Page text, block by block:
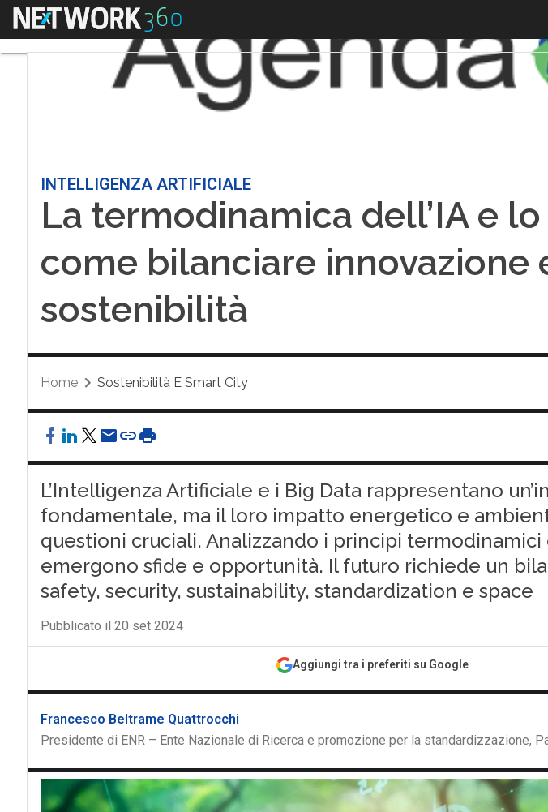
Menu
INTELLIGENZA ARTIFICIALE
La termodinamica dell’IA e lo
come bilanciare innovazione
sostenibilità
Home Sostenibilità E Smart City
L’Intelligenza Artificiale e i Big Data rappresentano
fondamentale, ma il loro impatto energetico e
questioni cruciali. Analizzando i principi termodinamici
emergono sfide e opportunità. Il futuro richiede un
safety, security, sustainability, standardization e space
Pubblicato il 20 set 2024
Aggiungi tra i preferiti su Google
Francesco Beltrame Quattrocchi
Presidente di ENR – Ente Nazionale di Ricerca e promozione per la standardizzazione,